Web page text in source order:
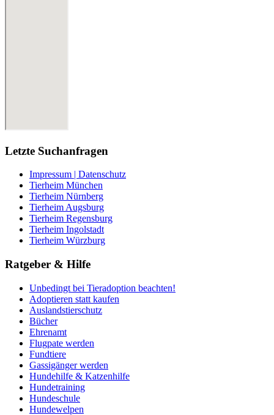
Letzte Suchanfragen
Impressum | Datenschutz
Tierheim München
Tierheim Nürnberg
Tierheim Augsburg
Tierheim Regensburg
Tierheim Ingolstadt
Tierheim Würzburg
Ratgeber & Hilfe
Unbedingt bei Tieradoption beachten!
Adoptieren statt kaufen
Auslandstierschutz
Bücher
Ehrenamt
Flugpate werden
Fundtiere
Gassigänger werden
Hundehilfe & Katzenhilfe
Hundetraining
Hundeschule
Hundewelpen